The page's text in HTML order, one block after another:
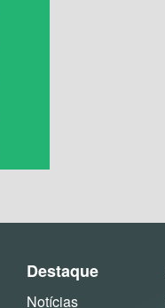
Destaque
Notícias